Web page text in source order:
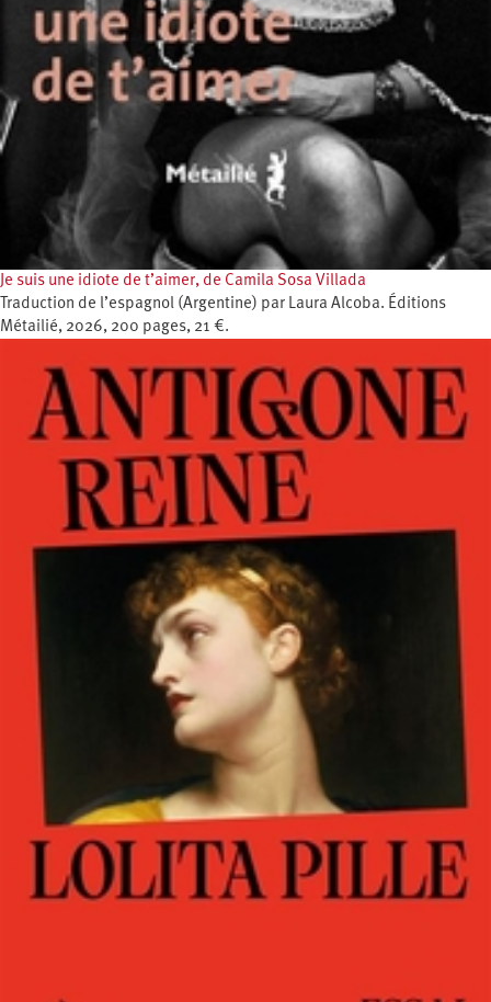
Je suis une idiote de t’aimer, de Camila Sosa Villada
Traduction de l’espagnol (Argentine) par Laura Alcoba. Éditions
Métailié, 2026, 200 pages, 21 €.